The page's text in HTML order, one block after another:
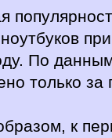
По
только
к